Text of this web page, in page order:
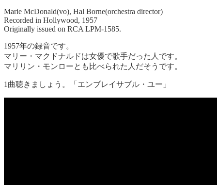
Marie McDonald(vo), Hal Borne(orchestra director)
Recorded in Hollywood, 1957
Originally issued on RCA LPM-1585.
1957年の録音です。
マリー・マクドナルドは女優で歌手だった人です。
マリリン・モンローとも比べられた人だそうです。
1曲聴きましょう。「エンブレイサブル・ユー」